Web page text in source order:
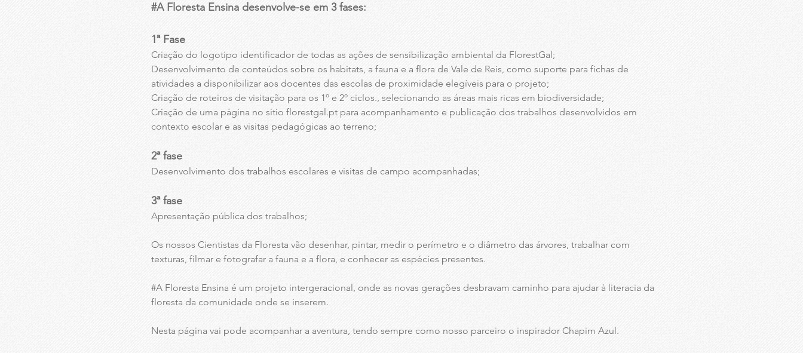
#A Floresta Ensina desenvolve-se em 3 fases:
1ª Fase
Criação do logotipo identificador de todas as ações de sensibilização ambiental da FlorestGal;
Desenvolvimento de conteúdos sobre os habitats, a fauna e a flora de Vale de Reis, como suporte para fichas de
atividades a disponibilizar aos docentes das escolas de proximidade elegíveis para o projeto;
Criação de roteiros de visitação para os 1º e 2º ciclos., selecionando as áreas mais ricas em biodiversidade;
Criação de uma página no sítio florestgal.pt para acompanhamento e publicação dos trabalhos desenvolvidos em
contexto escolar e as visitas pedagógicas ao terreno;
2ª fase
Desenvolvimento dos trabalhos escolares e visitas de campo acompanhadas;
3ª fase
Apresentação pública dos trabalhos;
Os nossos Cientistas da Floresta vão desenhar, pintar, medir o perímetro e o diâmetro das árvores, trabalhar com
texturas, filmar e fotografar a fauna e a flora, e conhecer as espécies presentes.
#A Floresta Ensina é um projeto intergeracional, onde as novas gerações desbravam caminho para ajudar à literacia da
floresta da comunidade onde se inserem.
Nesta página vai pode acompanhar a aventura, tendo sempre como nosso parceiro o inspirador Chapim Azul.